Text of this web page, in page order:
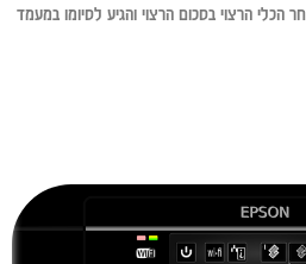
הרצוי בסכום הרצוי והגיע לסיומו במעמד